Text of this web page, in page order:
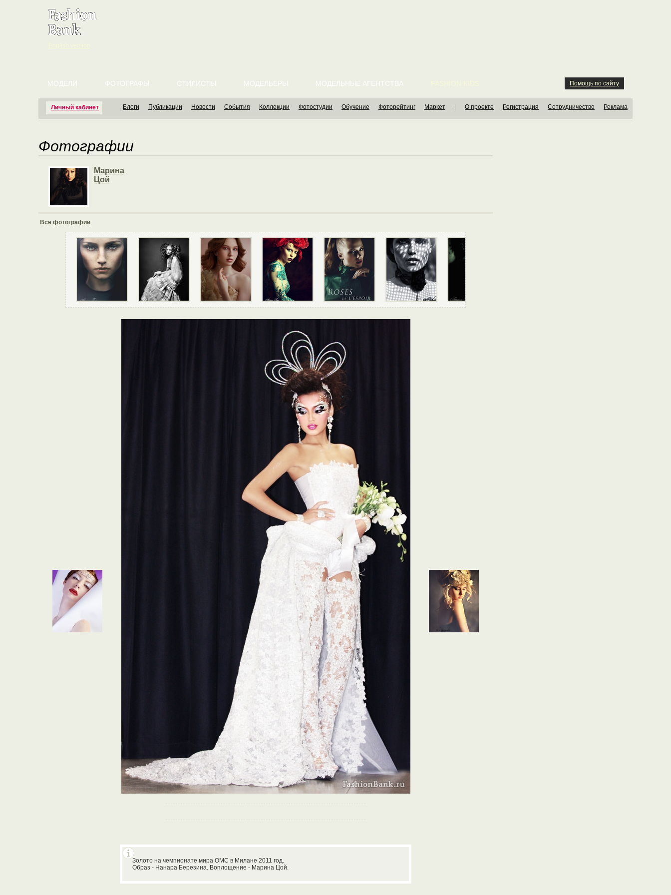
Личный кабинет
МОДЕЛИ ФОТОГРАФЫ СТИЛИСТЫ МОДЕЛЬЕРЫ МОДЕЛЬНЫЕ АГЕНТСТВА Помощь по сайту
Блоги Публикации Новости События Коллекции Фотостудии Обучение Фоторейтинг Маркет О проекте Регистрация Сотрудничество Реклама
Фотографии
Марина
Цой
Все фотографии
Золото на чемпионате мира ОМС в Милане 2011 год.
Образ - Нанара Березина. Воплощение - Марина Цой.